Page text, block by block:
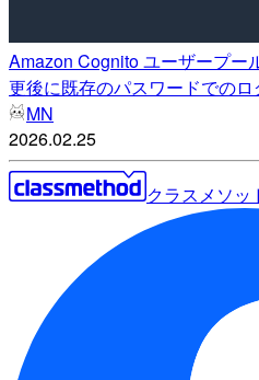
Amazon Cognito ユーザープー
更後に既存のパスワードでの
MN
2026.02.25
クラスメソッ